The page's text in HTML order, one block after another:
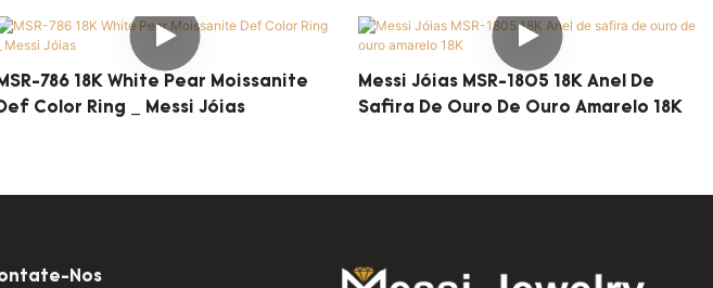
MSR-786 18K White Pear Moissanite
Def Color Ring _ Messi Jóias
Messi Jóias MSR-1805 18K Anel De
Safira De Ouro De Ouro Amarelo 18K
Nos